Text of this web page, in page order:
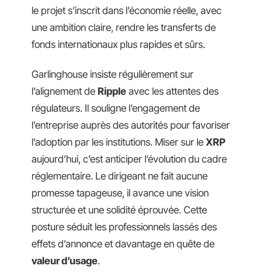
le projet s’inscrit dans l’économie réelle, avec
une ambition claire, rendre les transferts de
fonds internationaux plus rapides et sûrs.
Garlinghouse insiste régulièrement sur
l’alignement de Ripple avec les attentes des
régulateurs. Il souligne l’engagement de
l’entreprise auprès des autorités pour favoriser
l’adoption par les institutions. Miser sur le XRP
aujourd’hui, c’est anticiper l’évolution du cadre
réglementaire. Le dirigeant ne fait aucune
promesse tapageuse, il avance une vision
structurée et une solidité éprouvée. Cette
posture séduit les professionnels lassés des
effets d’annonce et davantage en quête de
valeur d’usage.